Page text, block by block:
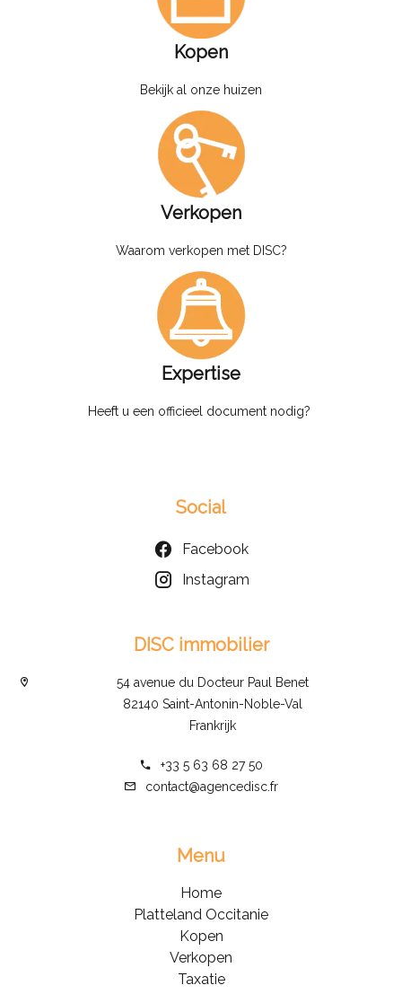
Kopen
Bekijk al onze huizen
Verkopen
Waarom verkopen met DISC?
Expertise
Heeft u een officieel document nodig?
Social
Facebook
Instagram
DISC immobilier
54 avenue du Docteur Paul Benet
82140 Saint-Antonin-Noble-Val
Frankrijk
+33 5 63 68 27 50
contact@agencedisc.fr
Menu
Home
Platteland Occitanie
Kopen
Verkopen
Taxatie